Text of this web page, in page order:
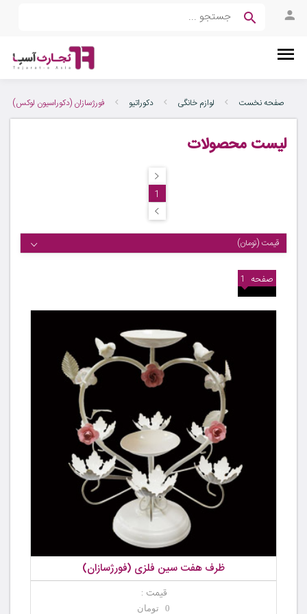
صفحه نخست لوازم خانگی دکوراتیو فورژسازان (دکوراسیون لوکس)
لیست محصولات
1
قیمت (تومان)
صفحه 1
ظرف هفت سین فلزی (فورژسازان)
قیمت :
0 تومان